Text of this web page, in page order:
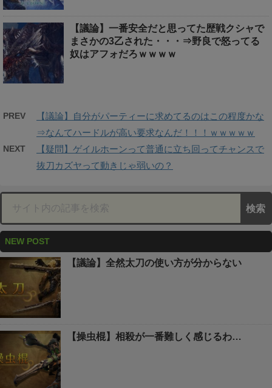
【議論】一番安全だと思ってた歴戦クシャで
まさかの3乙された・・・⇒野良で怒ってる
奴はアフォだろｗｗｗｗ
PREV
【議論】自分がパーティーに求めてるのはこの程度かな
⇒なんてハードルが高い要求なんだ！！！ｗｗｗｗｗ
NEXT
【疑問】ゲイルホーンって普通に立ち回ってチャンスで
抜刀カズヤって動きじゃ弱いの？
NEW POST
【議論】全然太刀の使い方が分からない
【操虫棍】相殺が一番難しく感じるわ…